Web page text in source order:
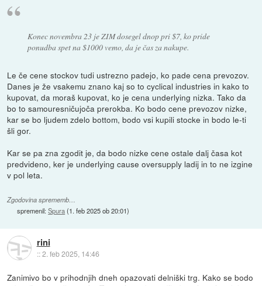
Konec novembra 23 je ZIM dosegel dnop pri $7, ko pride
ponudba spet na $1000 vemo, da je čas za nakupe.
Le če cene stockov tudi ustrezno padejo, ko pade cena prevozov.
Danes je že vsakemu znano kaj so to cyclical industries in kako to
kupovat, da moraš kupovat, ko je cena underlying nizka. Tako da
bo to samouresničujoča prerokba. Ko bodo cene prevozov nizke,
kar se bo ljudem zdelo bottom, bodo vsi kupili stocke in bodo le-ti
šli gor.
Kar se pa zna zgodit je, da bodo nizke cene ostale dalj časa kot
predvideno, ker je underlying cause oversupply ladij in to ne izgine
v pol leta.
Zgodovina sprememb…
spremenil:Spura(1. feb 2025 ob 20:01)
rini
::2. feb 2025, 14:46
Zanimivo bo v prihodnjih dneh opazovati delniški trg. Kako se bodo